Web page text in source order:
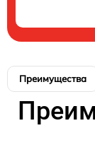
Преимущества